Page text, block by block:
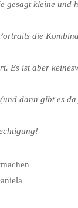
gesagt kleine und
die
Es ist aber
dann gibt es